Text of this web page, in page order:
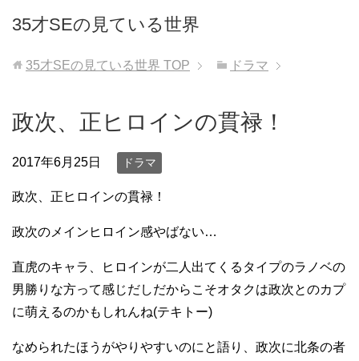
35才SEの見ている世界
35才SEの見ている世界 TOP ドラマ
政次、正ヒロインの貫禄！
2017年6月25日 ドラマ
政次、正ヒロインの貫禄！
政次のメインヒロイン感やばない…
直虎のキャラ、ヒロインが二人出てくるタイプのラノベの
男勝りな方って感じだしだからこそオタクは政次とのカプ
に萌えるのかもしれんね(テキトー)
なめられたほうがやりやすいのにと語り、政次に北条の者